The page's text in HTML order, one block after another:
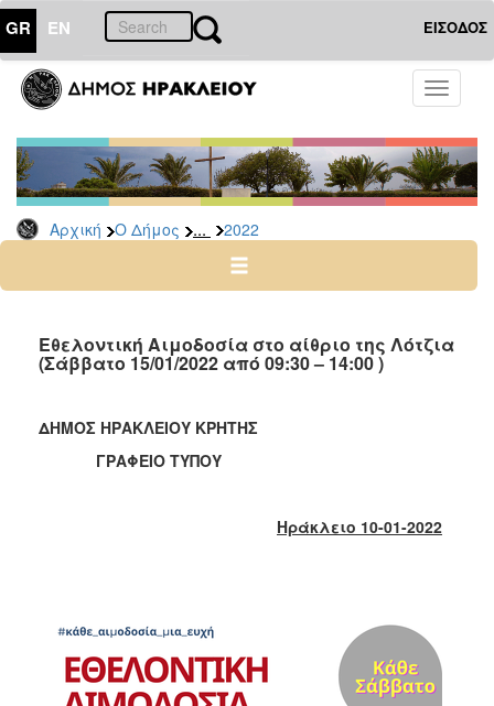
GR EN ΕΙΣΟΔΟΣ
Toggle
Αρχική Ο Δήμος ... 2022
ΔΗΜΟΣ
Δελτία
Τύπου
Αρχείο
2026
2024
2022
2020
2019
2013
2012
2011
Εθελοντική Αιμοδοσία στο αίθριο της Λότζια
(Σάββατο 15/01/2022 από 09:30 – 14:00 )
ΔΗΜΟΣ ΗΡΑΚΛΕΙΟΥ ΚΡΗΤΗΣ
ΓΡΑΦΕΙΟ ΤΥΠΟΥ
Ηράκλειο 10-01-2022